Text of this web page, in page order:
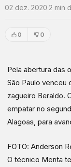
02 dez. 2020·2 min
0 0
Pela abertura das
São Paulo venceu
zagueiro Beraldo.
empatar no
Alagoas, para
FOTO: Anderson
O técnico Menta